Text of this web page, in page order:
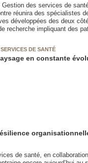
des services de
réunira des spécialistes
développées des deux
recherche impliquant des
DE SANTÉ
en constante
de santé, en